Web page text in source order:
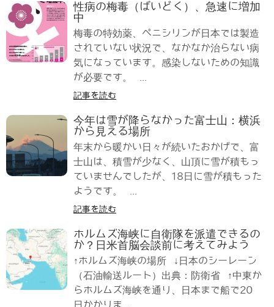
性病の梅毒（ばいどく）、急速に増加
中
梅毒の特効薬、ペニシリンが日本では製造
されていない状況で、なかなか治らない病
気になっています。感染しないための知識
が必要です。 ...
記事を読む
今年は雪が降らなかった富士山：横浜
から見える場所
年末から暖かい日々が続いたおかげで、富
士山は、積雪が少なく、山頂に雪が積もっ
ていませんでしたが、18日に雪が積もった
ようです。 ...
記事を読む
ホルムズ海峡に自衛隊を派遣できるの
か？日米首脳会談前に考えてみよう
↑ホルムズ海峡の場所 ↓日本のシーレーン
（石油輸送ルート）出典：防衛省 ↑中東か
らホルムズ海峡を通り、日本まで船で20